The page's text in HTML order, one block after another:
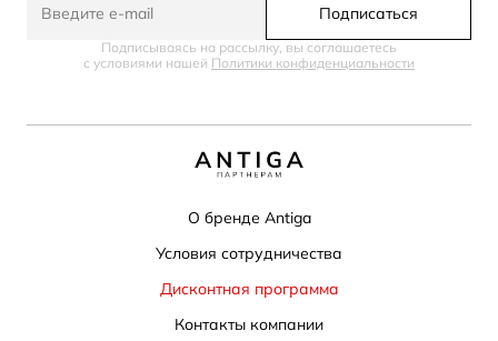
Подписаться
Подписываясь на рассылку, вы соглашаетесь
с условиями нашей Политики конфиденциальности
О бренде Antiga
Условия сотрудничества
Дисконтная программа
Контакты компании